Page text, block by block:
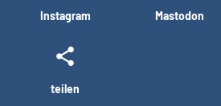
Instagram Mastodon
teilen